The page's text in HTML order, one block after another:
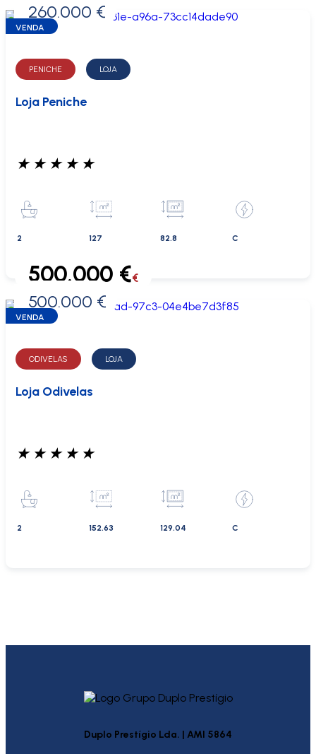
0 €
260.000 €
VENDA
PENICHE LOJA
Loja Peniche
★ ★ ★ ★ ★
2 127 82.8 C
0 €
500.000 €€
500.000 €
VENDA
ODIVELAS LOJA
Loja Odivelas
★ ★ ★ ★ ★
2 152.63 129.04 C
Duplo Prestígio Lda. | AMI 5864